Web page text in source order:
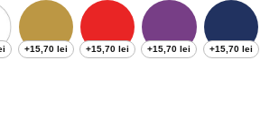
lei +15,70 lei +15,70 lei +15,70 lei +15,70 lei